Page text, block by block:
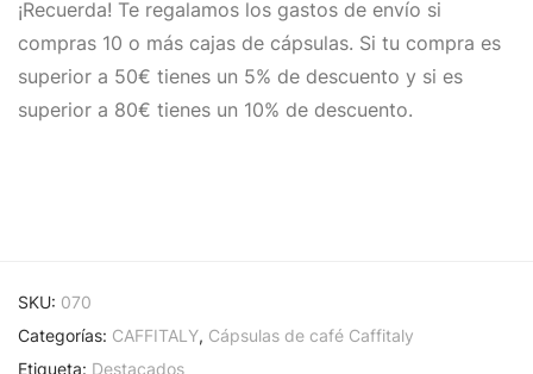
¡Recuerda! Te regalamos los gastos de envío si
compras 10 o más cajas de cápsulas. Si tu compra es
superior a 50€ tienes un 5% de descuento y si es
superior a 80€ tienes un 10% de descuento.
SKU: 070
Categorías: CAFFITALY, Cápsulas de café Caffitaly
Etiqueta: Destacados